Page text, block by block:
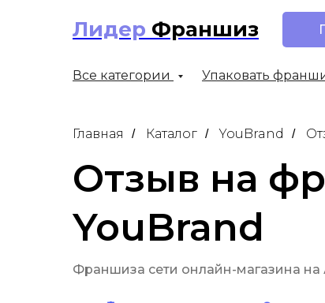
Лидер Франшиз
Все категории Упаковать
Главная / Каталог / YouBrand /
Франшиза сети онлайн-магазина на
Отзыв на
YouBrand